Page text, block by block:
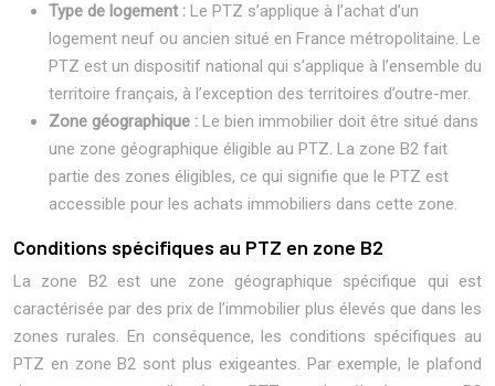
Type de logement : Le PTZ s’applique à l’achat d’un
logement neuf ou ancien situé en France métropolitaine. Le
PTZ est un dispositif national qui s’applique à l’ensemble du
territoire français, à l’exception des territoires d’outre-mer.
Zone géographique : Le bien immobilier doit être situé dans
une zone géographique éligible au PTZ. La zone B2 fait
partie des zones éligibles, ce qui signifie que le PTZ est
accessible pour les achats immobiliers dans cette zone.
Conditions spécifiques au PTZ en zone B2
La zone B2 est une zone géographique spécifique qui est
caractérisée par des prix de l’immobilier plus élevés que dans les
zones rurales. En conséquence, les conditions spécifiques au
PTZ en zone B2 sont plus exigeantes. Par exemple, le plafond